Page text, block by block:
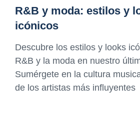
R&B y moda: estilos y
icónicos
Descubre los estilos y looks
R&B y la moda en nuestro
Sumérgete en la cultura
de los artistas más influyentes